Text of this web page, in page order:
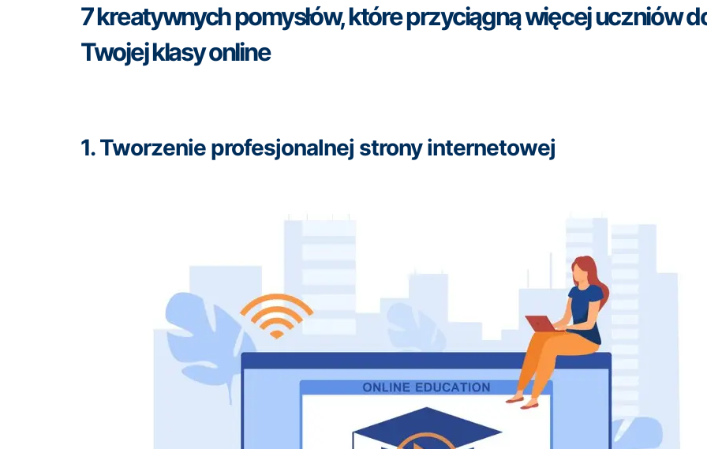
7 kreatywnych pomysłów, które przyciągną więcej uczniów
Twojej klasy online
1. Tworzenie profesjonalnej strony internetowej